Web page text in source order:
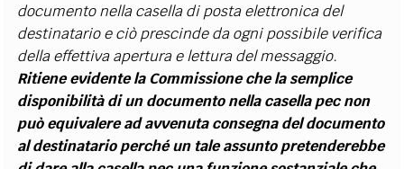
documento nella casella di posta elettronica del
destinatario e ciò prescinde da ogni possibile verifica
della effettiva apertura e lettura del messaggio.
Ritiene evidente la Commissione che la semplice
disponibilità di un documento nella casella pec non
può equivalere ad avvenuta consegna del documento
al destinatario perché un tale assunto pretenderebbe